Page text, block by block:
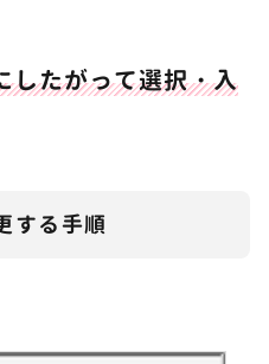
したがって選択・入
する手順